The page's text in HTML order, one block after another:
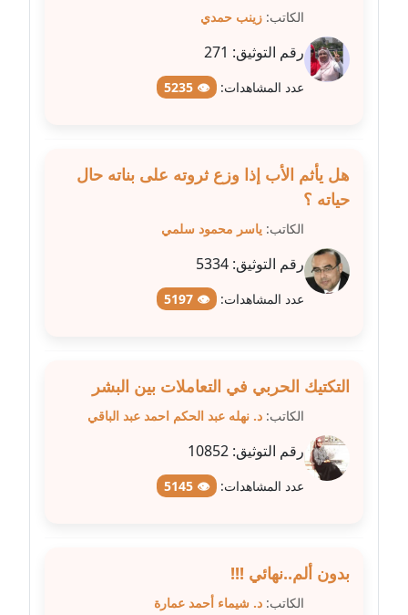
عاملة
مدونة عبد الحميد ابراهيم
مدونة عبد الرحمن محمد
مدونة عبد الكريم موسى
عاملة
مدونة عبد الوهاب بدر
مدونة عبير بسيوني
عاملة
مدونة عبير سعد
عاملة
مدونة عبير عزاوي
عاملة
الكاتب: زينب حمدي
رقم التوثيق: 271
عدد المشاهدات: 👁 5235
هل يأثم الأب إذا وزع ثروته على بناته حال
حياته ؟
الكاتب: ياسر محمود سلمي
رقم التوثيق: 5334
عدد المشاهدات: 👁 5197
التكتيك الحربي في التعاملات بين البشر
الكاتب: د. نهله عبد الحكم احمد عبد الباقي
رقم التوثيق: 10852
عدد المشاهدات: 👁 5145
بدون ألم..نهائي !!!
الكاتب: د. شيماء أحمد عمارة